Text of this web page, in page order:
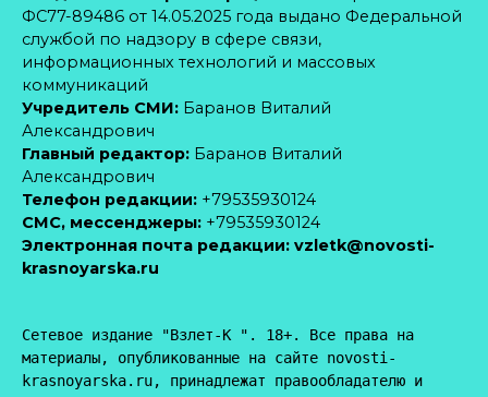
ФС77-89486 от 14.05.2025 года выдано Федеральной
службой по надзору в сфере связи,
информационных технологий и массовых
коммуникаций
Учредитель СМИ: Баранов Виталий
Александрович
Главный редактор: Баранов Виталий
Александрович
Телефон редакции: +79535930124
CМС, мессенджеры: +79535930124
Электронная почта редакции: vzletk@novosti-
krasnoyarska.ru
Сетевое издание "Взлет-К ". 18+. Все права на
материалы, опубликованные на сайте novosti-
krasnoyarska.ru, принадлежат правообладателю и